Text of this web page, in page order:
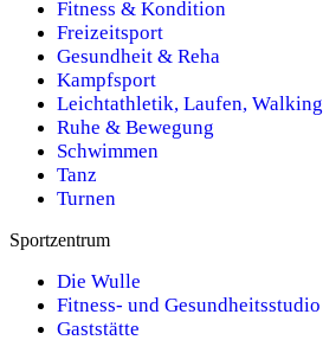
Fitness & Kondition
Freizeitsport
Gesundheit & Reha
Kampfsport
Leichtathletik, Laufen, Walking
Ruhe & Bewegung
Schwimmen
Tanz
Turnen
Sportzentrum
Die Wulle
Fitness- und Gesundheitsstudio
Gaststätte